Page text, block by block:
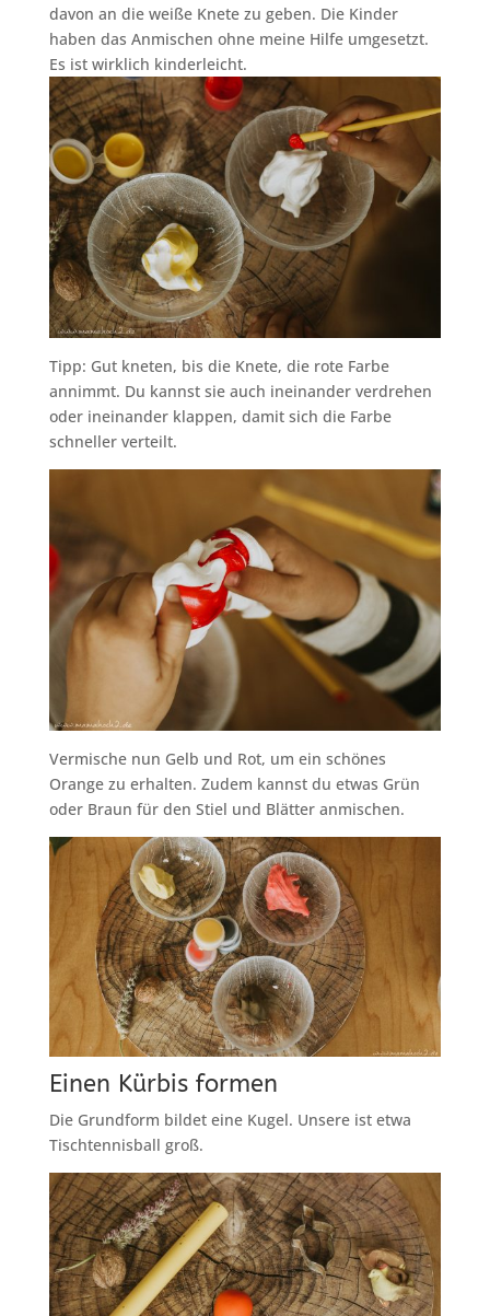
davon an die weiße Knete zu geben. Die Kinder
haben das Anmischen ohne meine Hilfe umgesetzt.
Es ist wirklich kinderleicht.
Tipp: Gut kneten, bis die Knete, die rote Farbe
annimmt. Du kannst sie auch ineinander verdrehen
oder ineinander klappen, damit sich die Farbe
schneller verteilt.
Vermische nun Gelb und Rot, um ein schönes
Orange zu erhalten. Zudem kannst du etwas Grün
oder Braun für den Stiel und Blätter anmischen.
Einen Kürbis formen
Die Grundform bildet eine Kugel. Unsere ist etwa
Tischtennisball groß.